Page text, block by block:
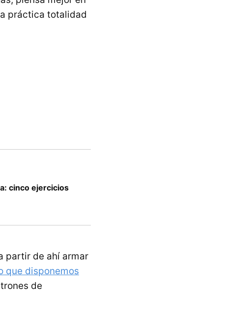
práctica totalidad
cinco ejercicios
partir de ahí armar
que disponemos
de